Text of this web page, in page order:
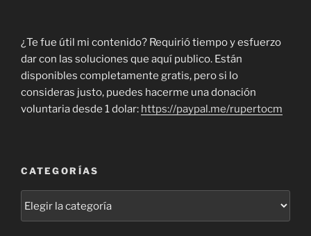
¿Te fue útil mi contenido? Requirió tiempo y esfuerzo
dar con las soluciones que aquí publico. Están
disponibles completamente gratis, pero si lo
consideras justo, puedes hacerme una donación
voluntaria desde 1 dolar: https://paypal.me/rupertocm
CATEGORÍAS